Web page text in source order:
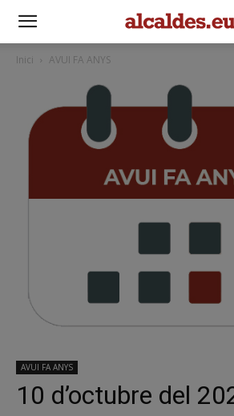
Inici AVUI FA ANYS
AVUI FA ANYS
10 d’octubre del